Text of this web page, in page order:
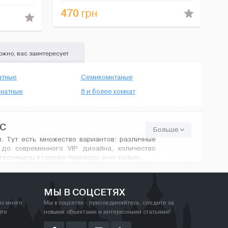
470 грн
вас заинтересует
Семикомнтаные
8 и более комнат
Тут есть множество вариантов: различные
современного VIP дизайна, количество
в городе Черкассы, и не только.
Больше
много
МЫ В СОЦСЕТЯХ
Мы в соцсетях - присоединяйтесь, следите за
новыми объектами и интересными статьями!